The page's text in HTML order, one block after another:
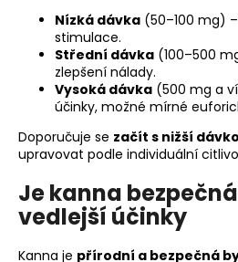
Nízká dávka (50–100 mg)
stimulace.
Střední dávka (100–500
zlepšení nálady.
Vysoká dávka (500 mg a
účinky, možné mírné
Doporučuje se začít s nižší
upravovat podle individuální
Je kanna
vedlejší účinky
Kanna je přírodní a bezpečná